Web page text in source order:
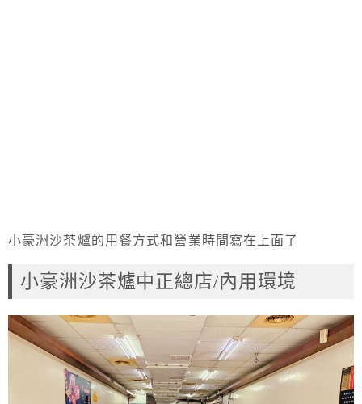
小豪洲沙茶爐的用餐方式和營業時間寫在上面了
小豪洲沙茶爐中正總店/內用環境